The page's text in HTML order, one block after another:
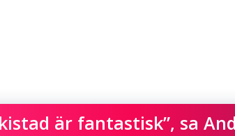
är fantastisk”, sa